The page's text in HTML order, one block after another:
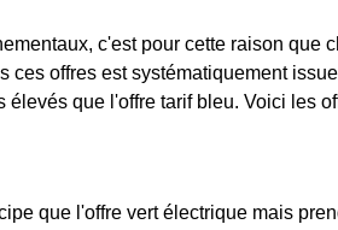
c'est pour cette raison que
ces offres est systématiquement
que l'offre tarif bleu. Voici les
que l'offre vert électrique mais